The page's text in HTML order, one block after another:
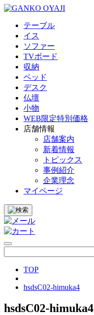
テーブル
イス
ソファー
TVボード
収納
ベッド
デスク
仏壇
小物
WEB限定特別価格
店舗情報
店舗案内
新着情報
トピックス
事例紹介
企業理念
マイページ
TOP
hsdsC02-himuka4
hsdsC02-himuka4